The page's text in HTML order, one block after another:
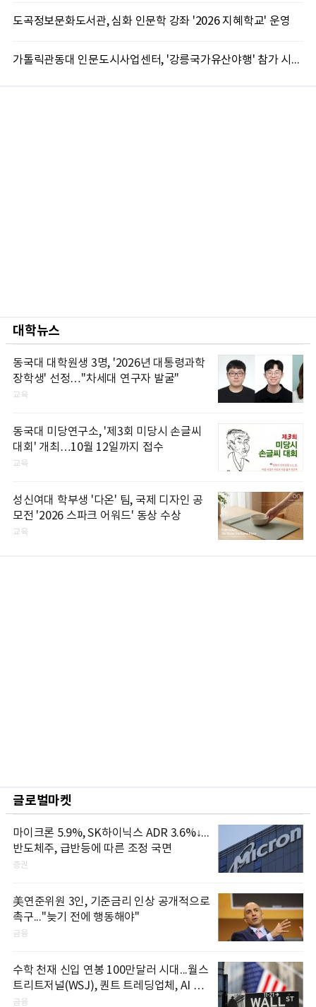
도곡정보문화도서관, 심화 인문학 강좌 '2026 지혜학교' 운영
가톨릭관동대 인문도시사업센터, '강릉국가유산야행' 참가 시민 15명 모집
대학뉴스
동국대 대학원생 3명, '2026년 대통령과학
장학생' 선정…"차세대 연구자 발굴"
교육
동국대 미당연구소, '제3회 미당시 손글씨
대회' 개최…10월 12일까지 접수
교육
성신여대 학부생 '다온' 팀, 국제 디자인 공
모전 '2026 스파크 어워드' 동상 수상
교육
글로벌마켓
마이크론 5.9%, SK하이닉스 ADR 3.6%↓...
반도체주, 급반등에 따른 조정 국면
증권
美연준위원 3인, 기준금리 인상 공개적으로
촉구..."늦기 전에 행동해야"
금융
수학 천재 신입 연봉 100만달러 시대...월스
트리트저널(WSJ), 퀀트 트레딩업체, AI 기
업들 인재 확보 경쟁
금융